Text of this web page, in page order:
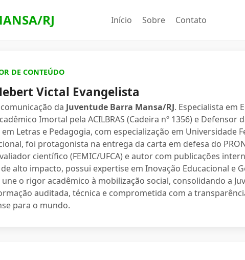
RJ Início Sobre Contato
DE CONTEÚDO
Victal Evangelista
da Juventude Barra Mansa/RJ. Especialista em
Imortal pela ACILBRAS (Cadeira nº 1356) e Defensor
em Letras e Pedagogia, com especialização em Universidade
foi protagonista na entrega da carta em defesa do
científico (FEMIC/UFCA) e autor com publicações
alto impacto, possui expertise em Inovação Educacional e
une o rigor acadêmico à mobilização social, consolidando a
auditada, técnica e comprometida com a
para o mundo.